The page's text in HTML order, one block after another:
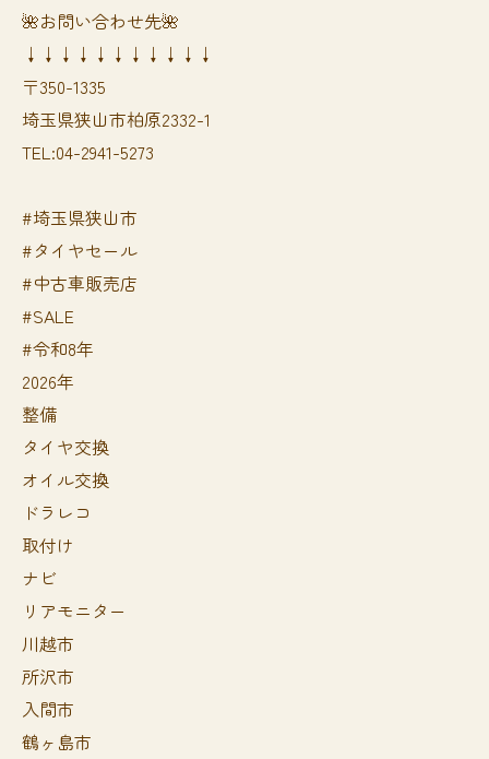
🌺お問い合わせ先🌺
↓↓↓↓↓↓↓↓↓↓↓
〒350-1335
埼玉県狭山市柏原2332-1
TEL:04-2941-5273
#埼玉県狭山市
#タイヤセール
#中古車販売店
#SALE
#令和8年
2026年
整備
タイヤ交換
オイル交換
ドラレコ
取付け
ナビ
リアモニター
川越市
所沢市
入間市
鶴ヶ島市